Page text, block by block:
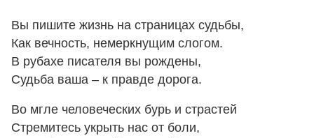
Вы пишите жизнь на страницах судьбы,
Как вечность, немеркнущим слогом.
В рубахе писателя вы рождены,
Судьба ваша – к правде дорога.
Во мгле человеческих бурь и страстей
Стремитесь укрыть нас от боли,